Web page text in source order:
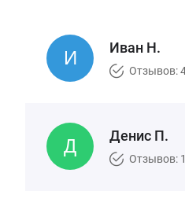
Иван Н.
Отзывов:
Денис П.
Отзывов: